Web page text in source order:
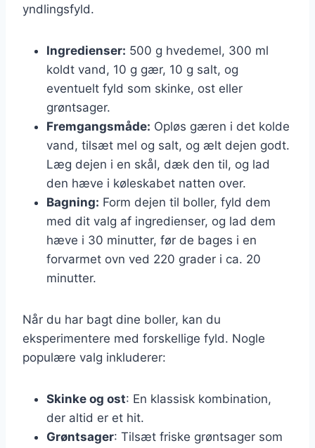
yndlingsfyld.
Ingredienser: 500 g hvedemel, 300 ml
koldt vand, 10 g gær, 10 g salt, og
eventuelt fyld som skinke, ost eller
grøntsager.
Fremgangsmåde: Opløs gæren i det kolde
vand, tilsæt mel og salt, og ælt dejen godt.
Læg dejen i en skål, dæk den til, og lad
den hæve i køleskabet natten over.
Bagning: Form dejen til boller, fyld dem
med dit valg af ingredienser, og lad dem
hæve i 30 minutter, før de bages i en
forvarmet ovn ved 220 grader i ca. 20
minutter.
Når du har bagt dine boller, kan du
eksperimentere med forskellige fyld. Nogle
populære valg inkluderer:
Skinke og ost: En klassisk kombination,
der altid er et hit.
Grøntsager: Tilsæt friske grøntsager som